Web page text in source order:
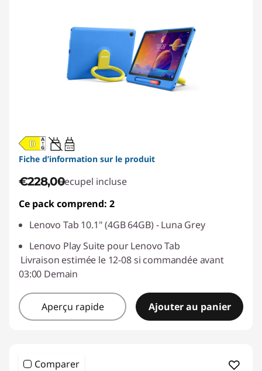
20W-60W
USB PD
Fiche d’information sur le produit
€228,00Recupel incluse
Ce pack comprend: 2
Lenovo Tab 10.1" (4GB 64GB) - Luna Grey
Lenovo Play Suite pour Lenovo Tab
Livraison estimée le 12-08 si commandée avant
03:00 Demain
Aperçu rapide Ajouter au panier
Comparer